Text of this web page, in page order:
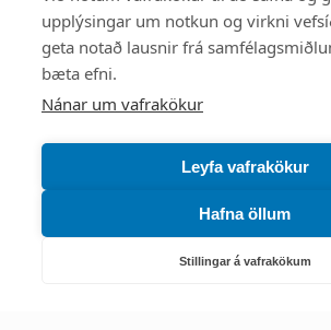
upplýsingar um notkun og virkni
geta notað lausnir frá
bæta efni.
Nánar um vafrakökur
Leyfa vafrakökur
Hafna öllum
Stillingar á vafrakökum
Mest skoðað
Starfsstöðvar
Náttúruverndarstofnun
Veiðimál, friðlýst svæði, landvarsla og